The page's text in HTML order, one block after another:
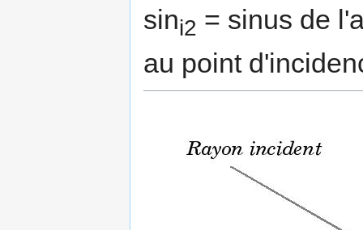
sini2 = sinus de
au point